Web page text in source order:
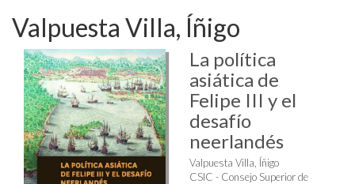
Valpuesta Villa, Íñigo
La política
asiática de
Felipe III y el
desafío
neerlandés
Valpuesta Villa, Íñigo
CSIC - Consejo Superior de